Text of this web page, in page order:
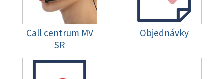
Call centrum MV
SR
Objednávky